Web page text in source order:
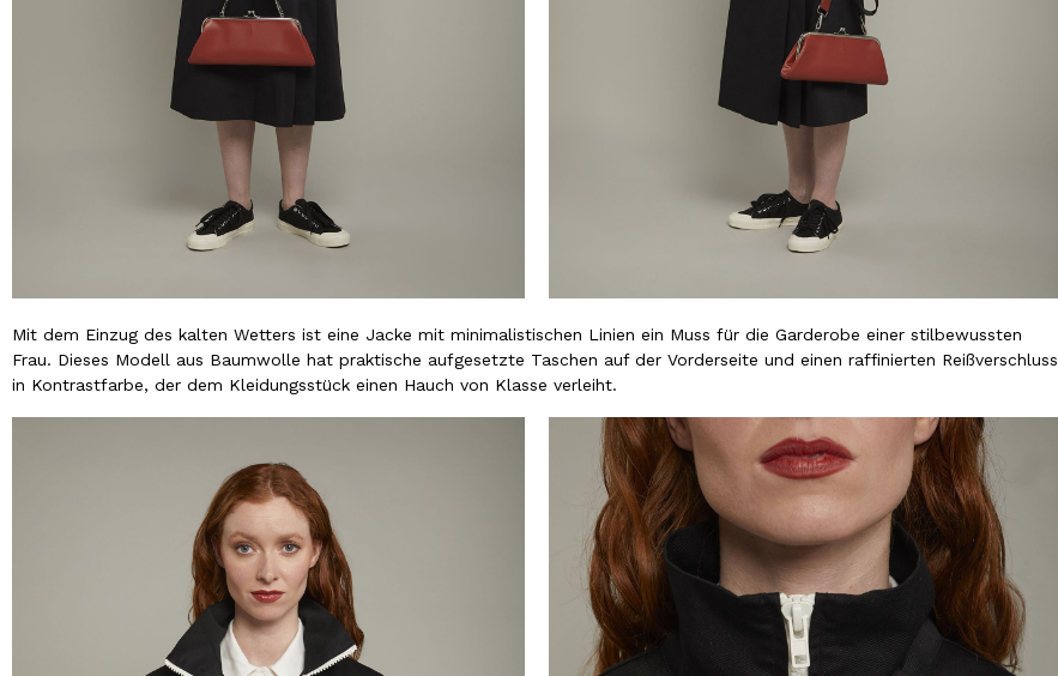
Mit dem Einzug des kalten Wetters ist eine Jacke mit minimalistischen Linien ein Muss für die Garderobe einer stilbewussten
Frau. Dieses Modell aus Baumwolle hat praktische aufgesetzte Taschen auf der Vorderseite und einen raffinierten Reißverschluss
in Kontrastfarbe, der dem Kleidungsstück einen Hauch von Klasse verleiht.